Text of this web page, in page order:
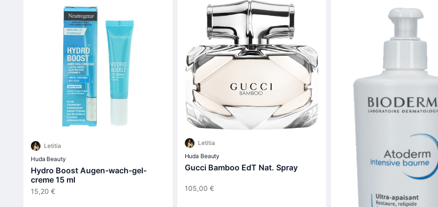
Letitia
Huda Beauty
Hydro Boost Augen-wach-gel-
creme 15 ml
15,20 €
Letitia
Huda Beauty
Gucci Bamboo EdT Nat. Spray
105,00 €